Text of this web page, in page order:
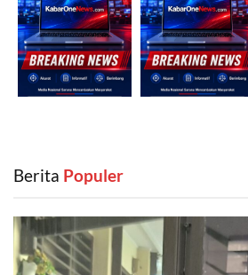
Berita ‎ Populer